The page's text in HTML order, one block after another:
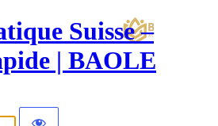
Suisse –
| BAOLE